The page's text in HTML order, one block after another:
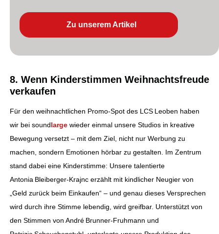
Zu unserem Artikel
8. Wenn Kinderstimmen Weihnachtsfreude
verkaufen
Für den weihnachtlichen Promo‑Spot des LCS Leoben haben
wir bei soundlarge wieder einmal unsere Studios in kreative
Bewegung versetzt – mit dem Ziel, nicht nur Werbung zu
machen, sondern Emotionen hörbar zu gestalten. Im Zentrum
stand dabei eine Kinderstimme: Unsere talentierte
Antonia Bleiberger‑Krajnc erzählt mit kindlicher Neugier von
„Geld zurück beim Einkaufen“ – und genau dieses Versprechen
wird durch ihre Stimme lebendig, wird greifbar. Unterstützt von
den Stimmen von André Brunner‑Fruhmann und